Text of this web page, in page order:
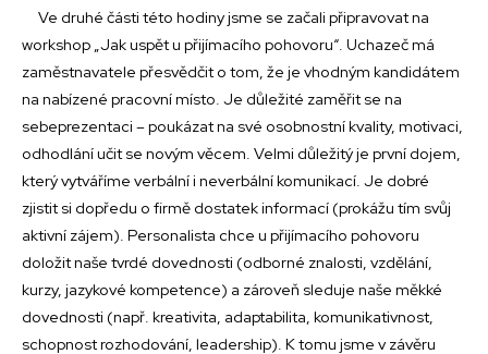
Ve druhé části této hodiny jsme se začali připravovat na
workshop „Jak uspět u přijímacího pohovoru“. Uchazeč má
zaměstnavatele přesvědčit o tom, že je vhodným kandidátem
na nabízené pracovní místo. Je důležité zaměřit se na
sebeprezentaci – poukázat na své osobnostní kvality, motivaci,
odhodlání učit se novým věcem. Velmi důležitý je první dojem,
který vytváříme verbální i neverbální komunikací. Je dobré
zjistit si dopředu o firmě dostatek informací (prokážu tím svůj
aktivní zájem). Personalista chce u přijímacího pohovoru
doložit naše tvrdé dovednosti (odborné znalosti, vzdělání,
kurzy, jazykové kompetence) a zároveň sleduje naše měkké
dovednosti (např. kreativita, adaptabilita, komunikativnost,
schopnost rozhodování, leadership). K tomu jsme v závěru